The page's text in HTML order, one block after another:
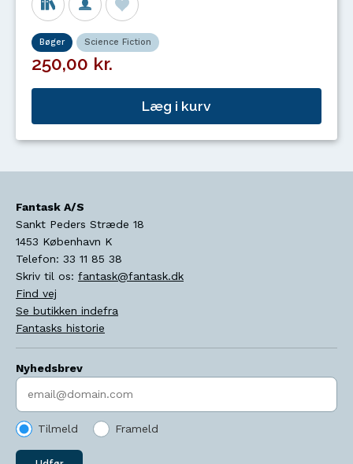
Bøger Science Fiction
250,00 kr.
Læg i kurv
Fantask A/S
Sankt Peders Stræde 18
1453 København K
Telefon: 33 11 85 38
Skriv til os: fantask@fantask.dk
Find vej
Se butikken indefra
Fantasks historie
Nyhedsbrev
Indtast søgeord
Tilmeld Frameld